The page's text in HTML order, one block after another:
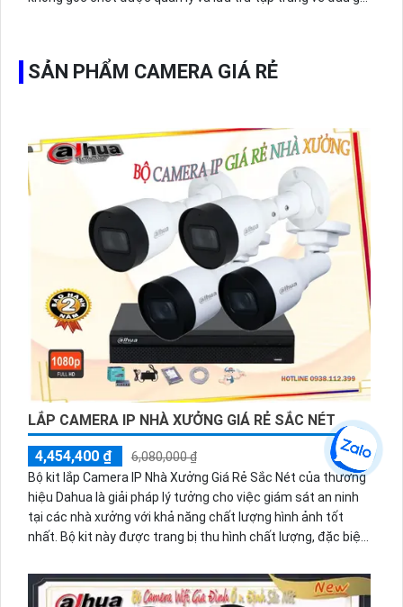
SẢN PHẨM CAMERA GIÁ RẺ
LẮP CAMERA IP NHÀ XƯỞNG GIÁ RẺ SẮC NÉT
4,454,400 ₫
6,080,000 ₫
Bộ kit lắp Camera IP Nhà Xưởng Giá Rẻ Sắc Nét của thương
hiệu Dahua là giải pháp lý tưởng cho việc giám sát an ninh
tại các nhà xưởng với khả năng chất lượng hình ảnh tốt
nhất. Bộ kit này được trang bị thu hình chất lượng, đặc biệt